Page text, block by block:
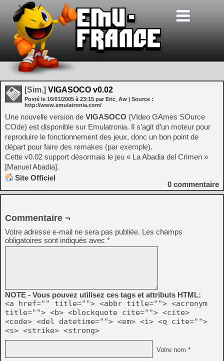
[Sim.] VIGASOCO v0.02
Posté le 16/01/2005 à 23:15 par Eric_Aw | Source :
http://www.emulatronia.com/
Une nouvelle version de VIGASOCO (VIdeo GAmes SOurce
COde) est disponible sur Emulatronia. Il s’agit d’un moteur pour
reproduire le fonctionnement des jeux, donc un bon point de
départ pour faire des remakes (par exemple).
Cette v0.02 support désormais le jeu « La Abadia del Crimen »
[Manuel Abadia].
Site Officiel
0 commentaire
Commentaire ¬
Votre adresse e-mail ne sera pas publiée. Les champs
obligatoires sont indiqués avec *
NOTE - Vous pouvez utilisez ces tags et attributs HTML:
<a href="" title=""> <abbr title=""> <acronym
title=""> <b> <blockquote cite=""> <cite>
<code> <del datetime=""> <em> <i> <q cite="">
<s> <strike> <strong>
Votre nom *